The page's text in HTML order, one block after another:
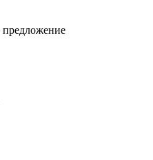
предложение